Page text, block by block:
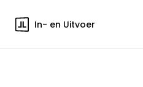
In- en Uitvoer